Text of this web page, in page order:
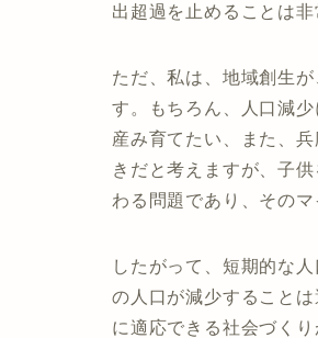
出超過を止めることは
ただ、私は、地域創生
す。もちろん、人口減
産み育てたい、また、
きだと考えますが、子
わる問題であり、その
したがって、短期的な
の人口が減少すること
に適応できる社会づく